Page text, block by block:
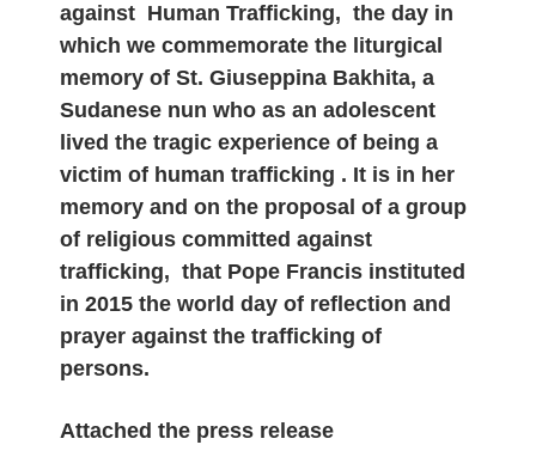
against Human Trafficking, the day in
which we commemorate the liturgical
memory of St. Giuseppina Bakhita, a
Sudanese nun who as an adolescent
lived the tragic experience of being a
victim of human trafficking . It is in her
memory and on the proposal of a group
of religious committed against
trafficking, that Pope Francis instituted
in 2015 the world day of reflection and
prayer against the trafficking of
persons.
Attached the press release